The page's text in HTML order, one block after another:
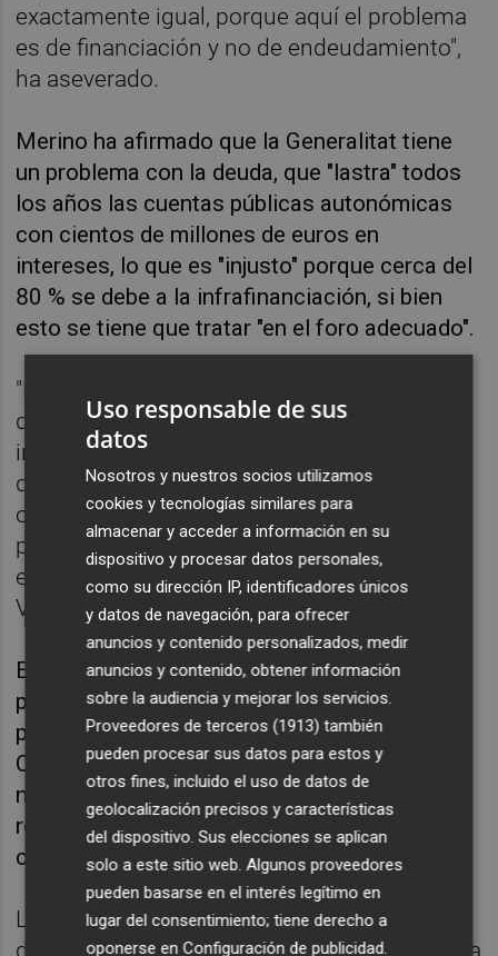
exactamente igual, porque aquí el problema
es de financiación y no de endeudamiento",
ha aseverado.
Merino ha afirmado que la Generalitat tiene
un problema con la deuda, que "lastra" todos
los años las cuentas públicas autonómicas
con cientos de millones de euros en
intereses, lo que es "injusto" porque cerca del
80 % se debe a la infrafinanciación, si bien
esto se tiene que tratar "en el foro adecuado".
"Nosotros hablar, conversar, explicar, exigir,
demandar, siempre lo vamos a hacer", ha
indicado la consellera, quien ha agregado
que, "por supuesto", si les llama un ministro
o el presidente del Gobierno llama al
president de la Generalitat acudirán a
exponer la situación de la Comunitat
Valenciana.
En su opinión, una quita de la deuda sería "un
parche", pues pese a que "vendría bien"
porque el pago de sus intereses lastra a la
Comunitat, lo prioritario es el fondo de
nivelación, que sería "un avance" para la
reforma del sistema y por tanto hay que
centrarse en él.
La consellera ha pedido finalmente "no
desenfocar" la atención ante el "muro" que ha
Uso responsable de sus
datos
Nosotros y nuestros socios utilizamos
cookies y tecnologías similares para
almacenar y acceder a información en su
dispositivo y procesar datos personales,
como su dirección IP, identificadores únicos
y datos de navegación, para ofrecer
anuncios y contenido personalizados, medir
anuncios y contenido, obtener información
sobre la audiencia y mejorar los servicios.
Proveedores de terceros (1913) también
pueden procesar sus datos para estos y
otros fines, incluido el uso de datos de
geolocalización precisos y características
del dispositivo. Sus elecciones se aplican
solo a este sitio web. Algunos proveedores
pueden basarse en el interés legítimo en
lugar del consentimiento; tiene derecho a
oponerse enConfiguración de publicidad.